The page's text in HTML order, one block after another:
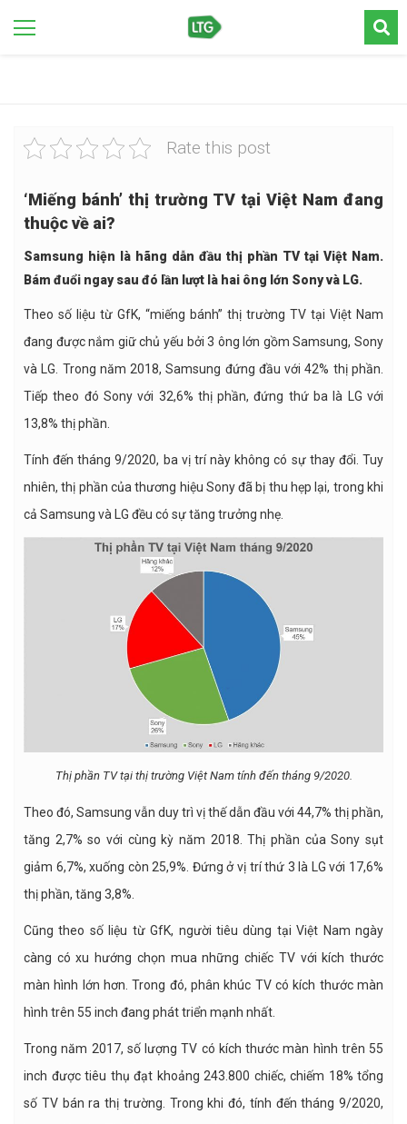
Rate this post
‘Miếng bánh’ thị trường TV tại Việt Nam đang
thuộc về ai?
Samsung hiện là hãng dẫn đầu thị phần TV tại Việt Nam.
Bám đuổi ngay sau đó lần lượt là hai ông lớn Sony và LG.
Theo số liệu từ GfK, “miếng bánh” thị trường TV tại Việt Nam
đang được nắm giữ chủ yếu bởi 3 ông lớn gồm Samsung, Sony
và LG. Trong năm 2018, Samsung đứng đầu với 42% thị phần.
Tiếp theo đó Sony với 32,6% thị phần, đứng thứ ba là LG với
13,8% thị phần.
Tính đến tháng 9/2020, ba vị trí này không có sự thay đổi. Tuy
nhiên, thị phần của thương hiệu Sony đã bị thu hẹp lại, trong khi
cả Samsung và LG đều có sự tăng trưởng nhẹ.
Thị phần TV tại thị trường Việt Nam tính đến tháng 9/2020.
Theo đó, Samsung vẫn duy trì vị thế dẫn đầu với 44,7% thị phần,
tăng 2,7% so với cùng kỳ năm 2018. Thị phần của Sony sụt
giảm 6,7%, xuống còn 25,9%. Đứng ở vị trí thứ 3 là LG với 17,6%
thị phần, tăng 3,8%.
Cũng theo số liệu từ GfK, người tiêu dùng tại Việt Nam ngày
càng có xu hướng chọn mua những chiếc TV với kích thước
màn hình lớn hơn. Trong đó, phân khúc TV có kích thước màn
hình trên 55 inch đang phát triển mạnh nhất.
Trong năm 2017, số lượng TV có kích thước màn hình trên 55
inch được tiêu thụ đạt khoảng 243.800 chiếc, chiếm 18% tổng
số TV bán ra thị trường. Trong khi đó, tính đến tháng 9/2020,